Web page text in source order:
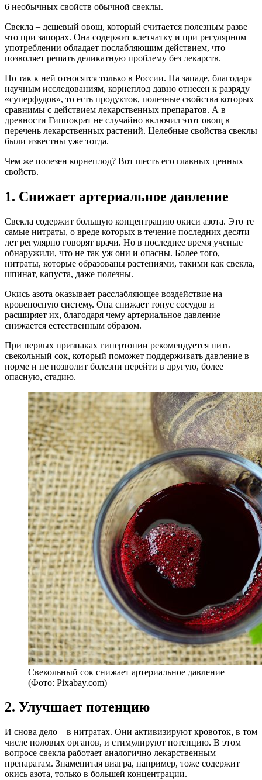
6 необычных свойств обычной свеклы.
Свекла – дешевый овощ, который считается полезным разве
что при запорах. Она содержит клетчатку и при регулярном
употреблении обладает послабляющим действием, что
позволяет решать деликатную проблему без лекарств.
Но так к ней относятся только в России. На западе, благодаря
научным исследованиям, корнеплод давно отнесен к разряду
«суперфудов», то есть продуктов, полезные свойства которых
сравнимы с действием лекарственных препаратов. А в
древности Гиппократ не случайно включил этот овощ в
перечень лекарственных растений. Целебные свойства свеклы
были известны уже тогда.
Чем же полезен корнеплод? Вот шесть его главных ценных
свойств.
1. Снижает артериальное давление
Свекла содержит большую концентрацию окиси азота. Это те
самые нитраты, о вреде которых в течение последних десяти
лет регулярно говорят врачи. Но в последнее время ученые
обнаружили, что не так уж они и опасны. Более того,
нитраты, которые образованы растениями, такими как свекла,
шпинат, капуста, даже полезны.
Окись азота оказывает расслабляющее воздействие на
кровеносную систему. Она снижает тонус сосудов и
расширяет их, благодаря чему артериальное давление
снижается естественным образом.
При первых признаках гипертонии рекомендуется пить
свекольный сок, который поможет поддерживать давление в
норме и не позволит болезни перейти в другую, более
опасную, стадию.
Свекольный сок снижает артериальное давление
(Фото: Pixabay.com)
2. Улучшает потенцию
И снова дело – в нитратах. Они активизируют кровоток, в том
числе половых органов, и стимулируют потенцию. В этом
вопросе свекла работает аналогично лекарственным
препаратам. Знаменитая виагра, например, тоже содержит
окись азота, только в большей концентрации.